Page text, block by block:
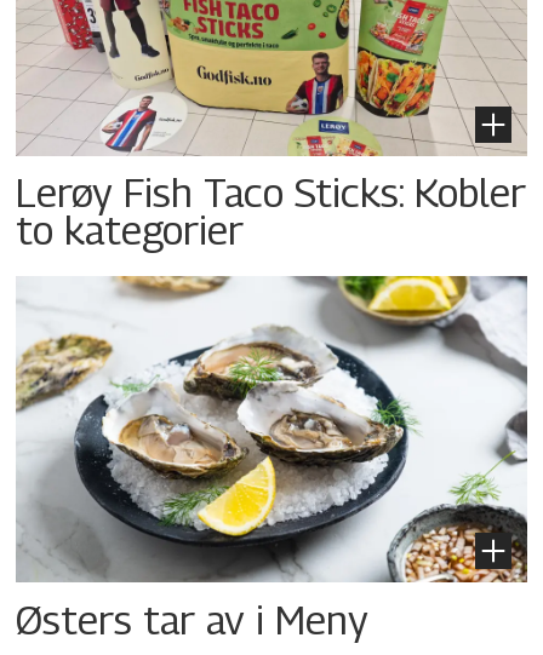
Lerøy Fish Taco Sticks: Kobler
to kategorier
Østers tar av i Meny